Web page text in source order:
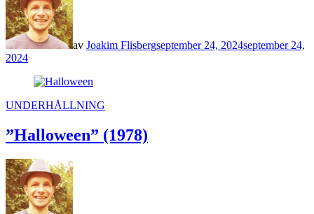
av Joakim Flisbergseptember 24, 2024september 24,
2024
POSTED
UNDERHÅLLNING
”Halloween” (1978)